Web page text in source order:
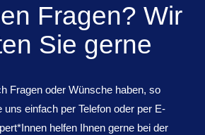
Fragen? Wir
Sie gerne
Fragen oder Wünsche haben, so
uns einfach per Telefon oder per E-
helfen Ihnen gerne bei der